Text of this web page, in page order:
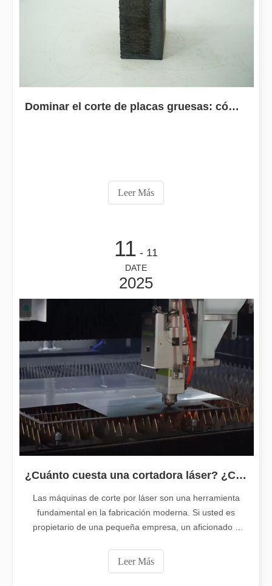
Cómo elegir su compañero de trabajo: máquina de corte por láser
El corte de metal por láser es un método de precisión que se
El corte por láser de láminas de metal es un método de corte muy utilizado.
Dominar el corte de placas gruesas: cómo las máquinas de corte por láser de fibra revolucionan la fabricación
Leer Más
11 - 11
DATE
2025
¿Cuánto cuesta una cortadora láser? ¿Cómo elegir la mejor?
Las máquinas de corte por láser son una herramienta
fundamental en la fabricación moderna. Si usted es
propietario de una pequeña empresa, un aficionado o
costo de una máquina de corte por láser es fundamental.
¿Cuánto cuesta una cortadora por láser? Este blog tiene
Leer Más